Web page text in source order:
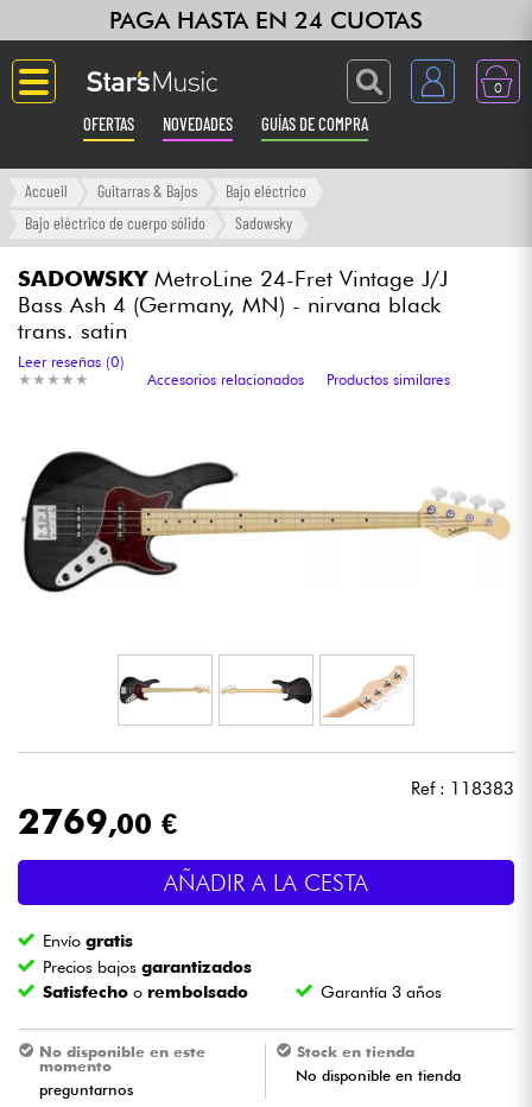
PAGA HASTA EN 24 CUOTAS
0
OFERTAS NOVEDADES GUÍAS DE COMPRA
Langue
Ampli & Efectos
Pianos
Grabación
Auriculares
Luces
Batería y percusión
Vientos
Violines y cuarteto
Niños
Accueil Guitarras & Bajos
Bajo eléctrico
Bajo eléctrico de cuerpo sólido
Sadowsky
SADOWSKYMetroLine 24-Fret Vintage J/J
Bass Ash 4 (Germany, MN) - nirvana black
trans. satin
★ ★ ★ ★ ★
★ ★ ★ ★ ★
Leer reseñas (0)
Accesorios relacionados
Productos similares
Ref : 118383
2769,00 €
AÑADIR A LA CESTA
Envíogratis
Precios bajosgarantizados
Satisfecho o rembolsado Garantía 3 años
No disponible en este
momento
preguntarnos
Stock en tienda
No disponible en tienda